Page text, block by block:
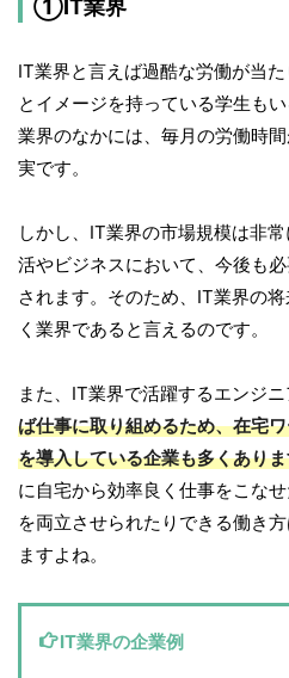
①IT業界
IT業界と言えば過酷な労働が当
とイメージを持っている学生も
業界のなかには、毎月の労働時
実です。
しかし、IT業界の市場規模は非
活やビジネスにおいて、今後も
されます。そのため、IT業界の
く業界であると言えるのです。
また、IT業界で活躍するエンジニ
ば仕事に取り組めるため、在宅
を導入している企業も多くあり
に自宅から効率良く仕事をこな
を両立させられたりできる働き
ますよね。
IT業界の企業例